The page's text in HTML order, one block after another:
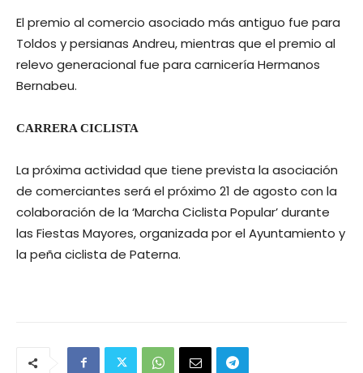
El premio al comercio asociado más antiguo fue para
Toldos y persianas Andreu, mientras que el premio al
relevo generacional fue para carnicería Hermanos
Bernabeu.
CARRERA CICLISTA
La próxima actividad que tiene prevista la asociación
de comerciantes será el próximo 21 de agosto con la
colaboración de la ‘Marcha Ciclista Popular’ durante
las Fiestas Mayores, organizada por el Ayuntamiento y
la peña ciclista de Paterna.